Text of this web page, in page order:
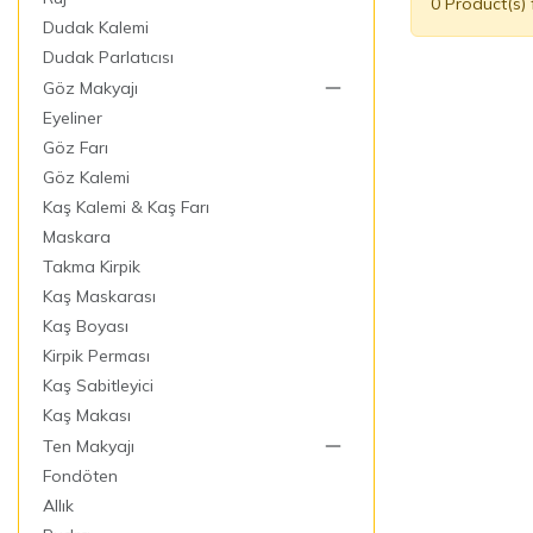
Dudak Kalemi
Dudak Parlatıcısı
Göz Makyajı
Eyeliner
Göz Farı
Göz Kalemi
Kaş Kalemi & Kaş Farı
Maskara
Takma Kirpik
Kaş Maskarası
Kaş Boyası
Kirpik Perması
Kaş Sabitleyici
Kaş Makası
Ten Makyajı
Fondöten
Allık